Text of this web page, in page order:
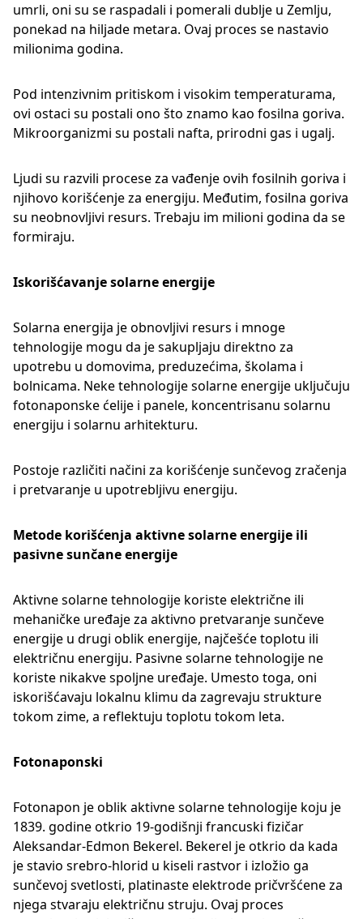
umrli, oni su se raspadali i pomerali dublje u Zemlju,
ponekad na hiljade metara. Ovaj proces se nastavio
milionima godina.
Pod intenzivnim pritiskom i visokim temperaturama,
ovi ostaci su postali ono što znamo kao fosilna goriva.
Mikroorganizmi su postali nafta, prirodni gas i ugalj.
Ljudi su razvili procese za vađenje ovih fosilnih goriva i
njihovo korišćenje za energiju. Međutim, fosilna goriva
su neobnovljivi resurs. Trebaju im milioni godina da se
formiraju.
Iskorišćavanje solarne energije
Solarna energija je obnovljivi resurs i mnoge
tehnologije mogu da je sakupljaju direktno za
upotrebu u domovima, preduzećima, školama i
bolnicama. Neke tehnologije solarne energije uključuju
fotonaponske ćelije i panele, koncentrisanu solarnu
energiju i solarnu arhitekturu.
Postoje različiti načini za korišćenje sunčevog zračenja
i pretvaranje u upotrebljivu energiju.
Metode korišćenja aktivne solarne energije ili
pasivne sunčane energije
Aktivne solarne tehnologije koriste električne ili
mehaničke uređaje za aktivno pretvaranje sunčeve
energije u drugi oblik energije, najčešće toplotu ili
električnu energiju. Pasivne solarne tehnologije ne
koriste nikakve spoljne uređaje. Umesto toga, oni
iskorišćavaju lokalnu klimu da zagrevaju strukture
tokom zime, a reflektuju toplotu tokom leta.
Fotonaponski
Fotonapon je oblik aktivne solarne tehnologije koju je
1839. godine otkrio 19-godišnji francuski fizičar
Aleksandar-Edmon Bekerel. Bekerel je otkrio da kada
je stavio srebro-hlorid u kiseli rastvor i izložio ga
sunčevoj svetlosti, platinaste elektrode pričvršćene za
njega stvaraju električnu struju. Ovaj proces